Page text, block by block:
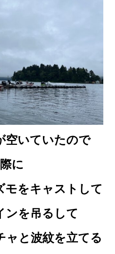
空いていたので
に
モをキャストして
ンを吊るして
ャと波紋を立てる